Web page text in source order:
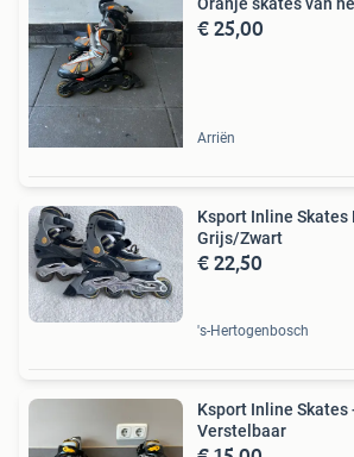
Oranje skates van
€ 25,00
Arriën
Ksport Inline Skates
Grijs/Zwart
€ 22,50
's-Hertogenbosch
Ksport Inline Skates
Verstelbaar